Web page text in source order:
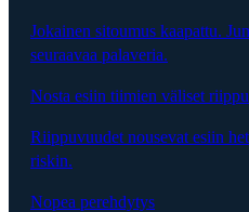
Jokainen sitoumus kaapattu.
seuraavaa palaveria.
Nosta esiin tiimien väliset
Riippuvuudet nousevat esiin
riskin.
Nopea perehdytys